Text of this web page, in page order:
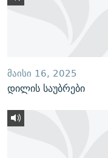
ᲛᲐᲘᲡᲘ 16, 2025
დილის საუბრები